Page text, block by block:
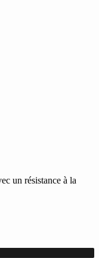
un résistance à la